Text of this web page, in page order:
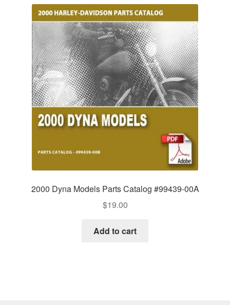
2000 Dyna Models Parts Catalog #99439-00A
$19.00
Add to cart